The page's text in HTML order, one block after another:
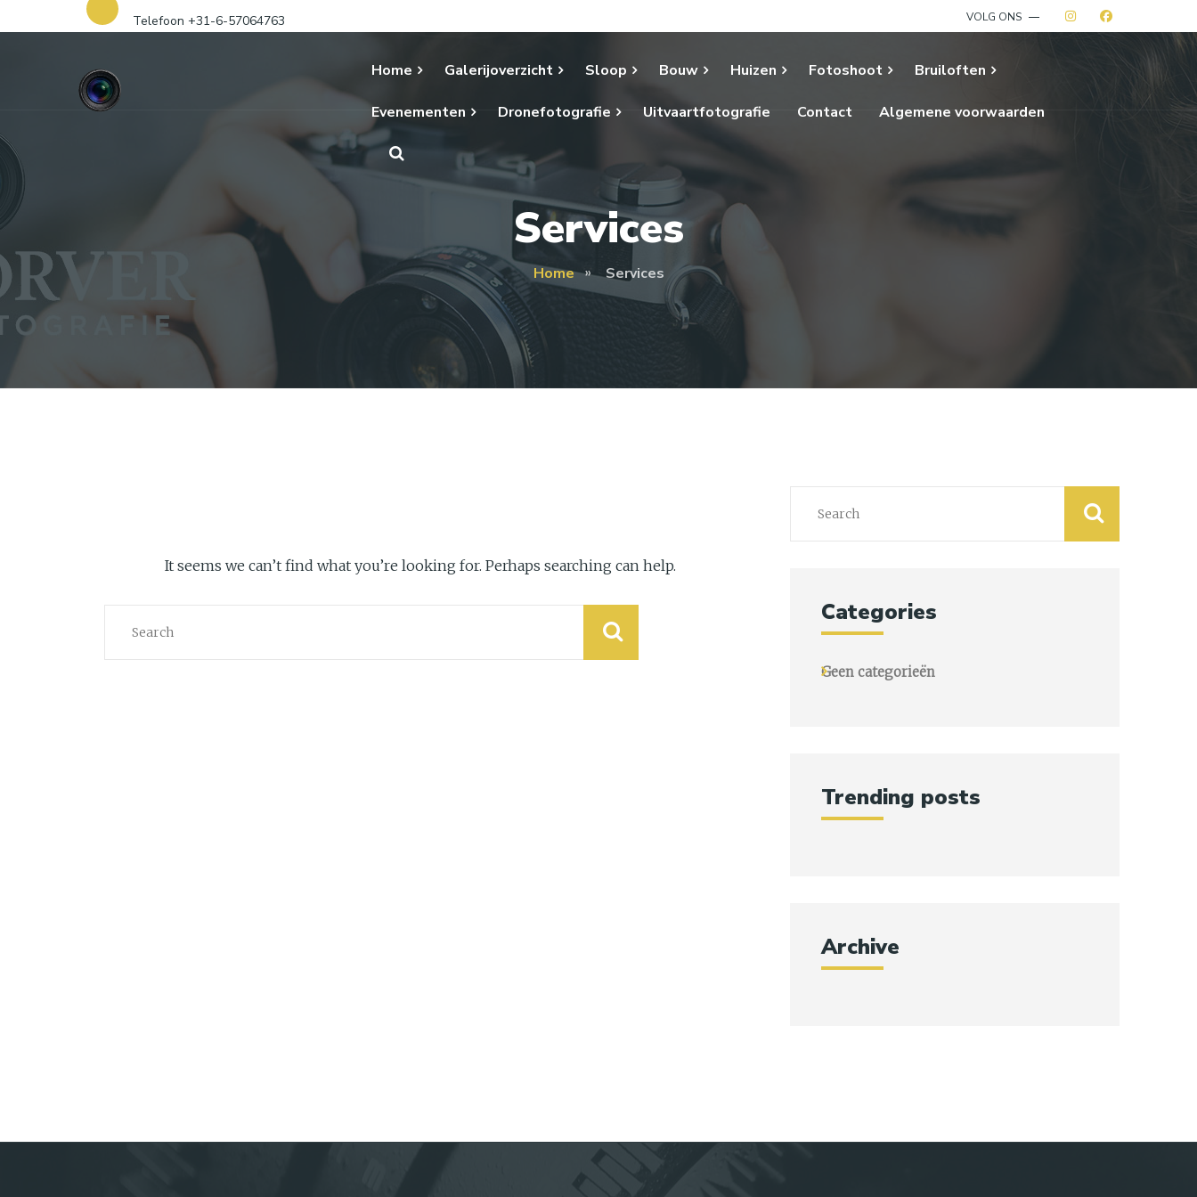
Telefoon +31-6-57064763 VOLG ONS
Home Galerijoverzicht Sloop Bouw Huizen Fotoshoot Bruiloften
Evenementen Dronefotografie Uitvaartfotografie Contact Algemene voorwaarden
Services
Home Services
It seems we can’t find what you’re looking for. Perhaps searching can help.
Categories
Geen categorieën
Trending posts
Archive